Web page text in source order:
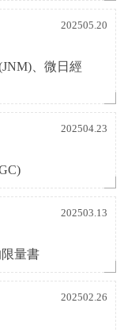
202505.20
、微日經
202504.23
202503.13
量書
202502.26